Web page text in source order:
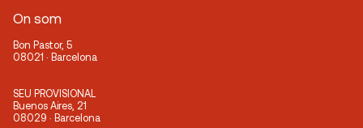
On som
Bon Pastor, 5
08021 · Barcelona
SEU PROVISIONAL
Buenos Aires, 21
08029 · Barcelona